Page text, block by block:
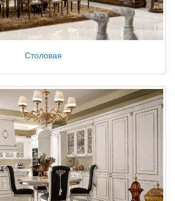
Столовая